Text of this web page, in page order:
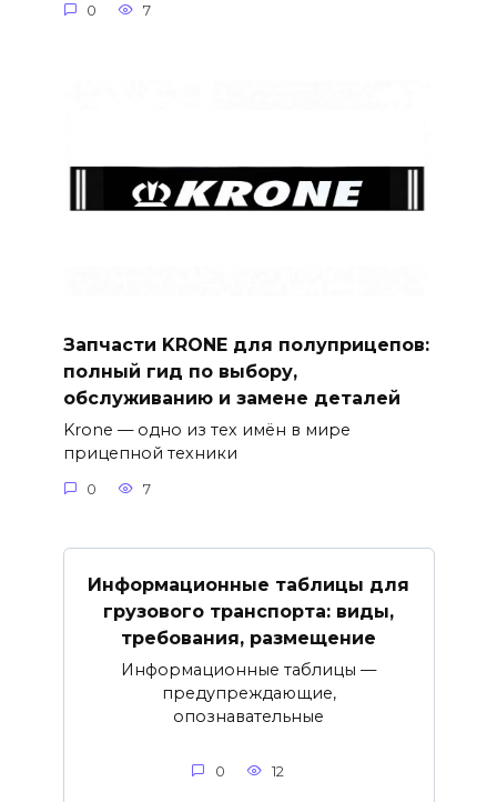
0 7
Запчасти KRONE для полуприцепов:
полный гид по выбору,
обслуживанию и замене деталей
Krone — одно из тех имён в мире
прицепной техники
0 7
Информационные таблицы для
грузового транспорта: виды,
требования, размещение
Информационные таблицы —
предупреждающие,
опознавательные
0 12